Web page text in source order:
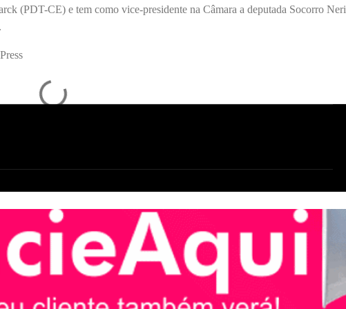
(PDT-CE) e tem como vice-presidente na Câmara a deputada Socorro Neri